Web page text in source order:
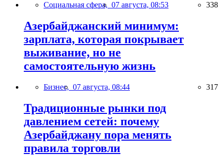
Социальная сфера, 07 августа, 08:53 338
Азербайджанский минимум:
зарплата, которая покрывает
выживание, но не
самостоятельную жизнь
Бизнес, 07 августа, 08:44 317
Традиционные рынки под
давлением сетей: почему
Азербайджану пора менять
правила торговли